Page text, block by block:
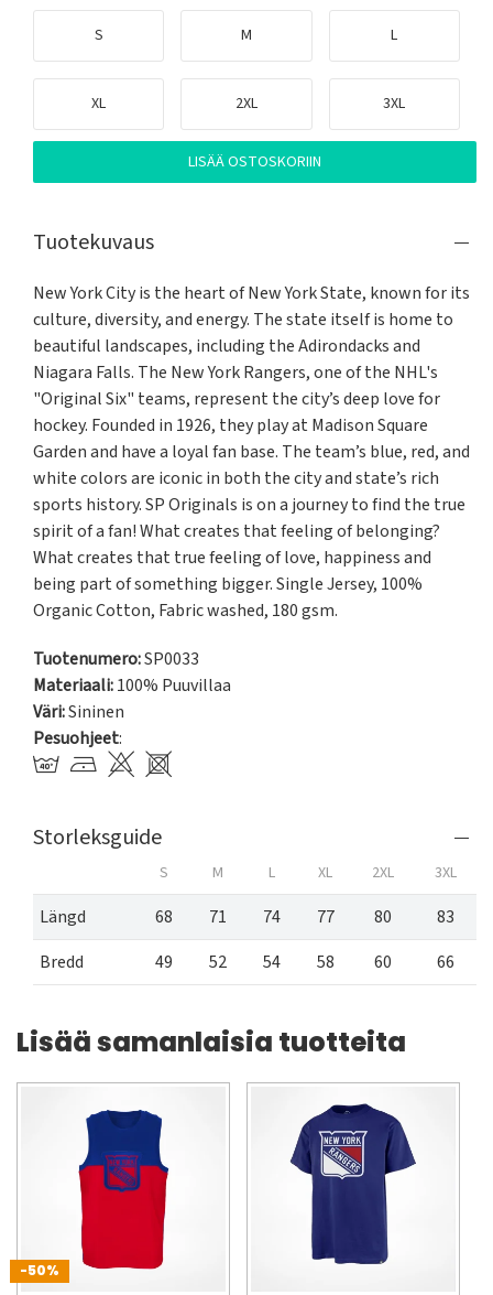
S M L
XL 2XL 3XL
LISÄÄ OSTOSKORIIN
Tuotekuvaus
New York City is the heart of New York State, known for its
culture, diversity, and energy. The state itself is home to
beautiful landscapes, including the Adirondacks and
Niagara Falls. The New York Rangers, one of the NHL's
"Original Six" teams, represent the city’s deep love for
hockey. Founded in 1926, they play at Madison Square
Garden and have a loyal fan base. The team’s blue, red, and
white colors are iconic in both the city and state’s rich
sports history. SP Originals is on a journey to find the true
spirit of a fan! What creates that feeling of belonging?
What creates that true feeling of love, happiness and
being part of something bigger. Single Jersey, 100%
Organic Cotton, Fabric washed, 180 gsm.
Tuotenumero:SP0033
Materiaali:100% Puuvillaa
Väri:Sininen
Pesuohjeet:
Storleksguide
S M L XL 2XL 3XL
Längd 68 71 74 77 80
83
Bredd
49 52 54 58 60 66
Lisää samanlaisia tuotteita
-50%